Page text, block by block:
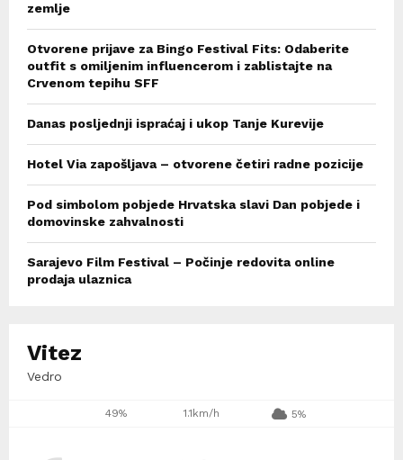
zemlje
Otvorene prijave za Bingo Festival Fits: Odaberite
outfit s omiljenim influencerom i zablistajte na
Crvenom tepihu SFF
Danas posljednji ispraćaj i ukop Tanje Kurevije
Hotel Via zapošljava – otvorene četiri radne pozicije
Pod simbolom pobjede Hrvatska slavi Dan pobjede i
domovinske zahvalnosti
Sarajevo Film Festival – Počinje redovita online
prodaja ulaznica
Vitez
Vedro
49% 1.1km/h 5%